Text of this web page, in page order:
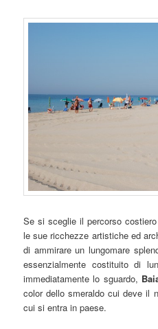
Se si sceglie il percorso
le sue ricchezze artistiche ed
di ammirare un lungomare
essenzialmente costituito di
immediatamente lo sguardo,
color dello smeraldo cui deve il
cui si entra in paese.